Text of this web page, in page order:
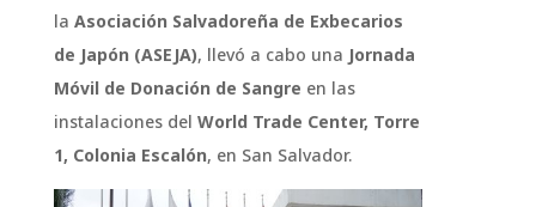
la Asociación Salvadoreña de Exbecarios
de Japón (ASEJA), llevó a cabo una Jornada
Móvil de Donación de Sangre en las
instalaciones del World Trade Center, Torre
1, Colonia Escalón, en San Salvador.